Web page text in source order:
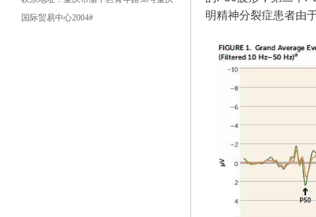
国际贸易中心2004#
明精神分裂症患者由